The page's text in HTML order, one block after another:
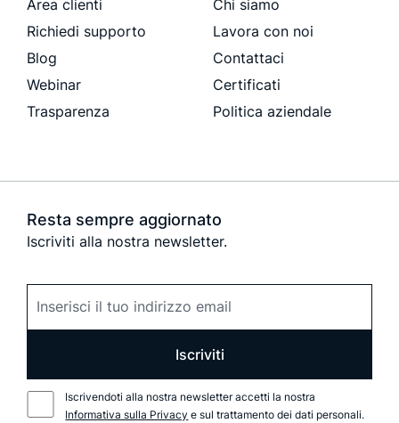
Area clienti
Richiedi supporto
Blog
Webinar
Trasparenza
Chi siamo
Lavora con noi
Contattaci
Certificati
Politica aziendale
Resta sempre aggiornato
Iscriviti alla nostra newsletter.
Iscriviti
Iscrivendoti alla nostra newsletter accetti la nostra
Informativa sulla Privacy e sul trattamento dei dati personali.